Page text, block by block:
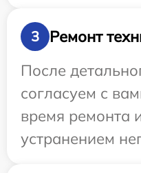
3
Ремонт
После
согласуем с
время ремонта
устранением